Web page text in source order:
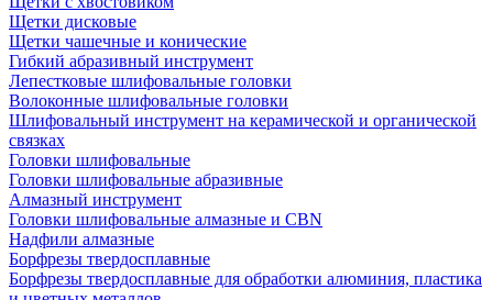
Щетки дисковые
Щетки чашечные и конические
Гибкий абразивный инструмент
Лепестковые шлифовальные головки
Волоконные шлифовальные головки
Шлифовальный инструмент на керамической и органической
связках
Головки шлифовальные
Головки шлифовальные абразивные
Алмазный инструмент
Головки шлифовальные алмазные и CBN
Надфили алмазные
Борфрезы твердосплавные
Борфрезы твердосплавные для обработки алюминия, пластика